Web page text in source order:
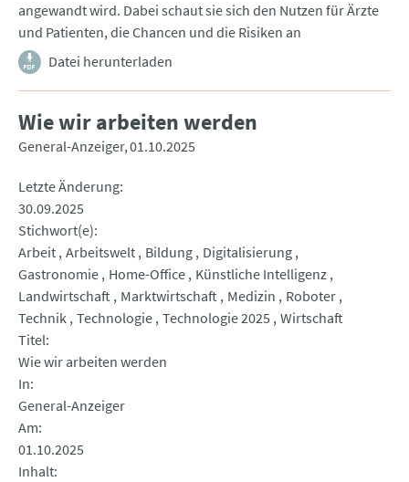
angewandt wird. Dabei schaut sie sich den Nutzen für Ärzte
und Patienten, die Chancen und die Risiken an
Datei herunterladen
Wie wir arbeiten werden
General-Anzeiger 01.10.2025
Letzte Änderung
30.09.2025
Stichwort(e)
Arbeit Arbeitswelt Bildung Digitalisierung
Gastronomie Home-Office Künstliche Intelligenz
Landwirtschaft Marktwirtschaft Medizin
Roboter
Technik Technologie Technologie 2025 Wirtschaft
Titel
Wie wir arbeiten werden
In
General-Anzeiger
Am
01.10.2025
Inhalt